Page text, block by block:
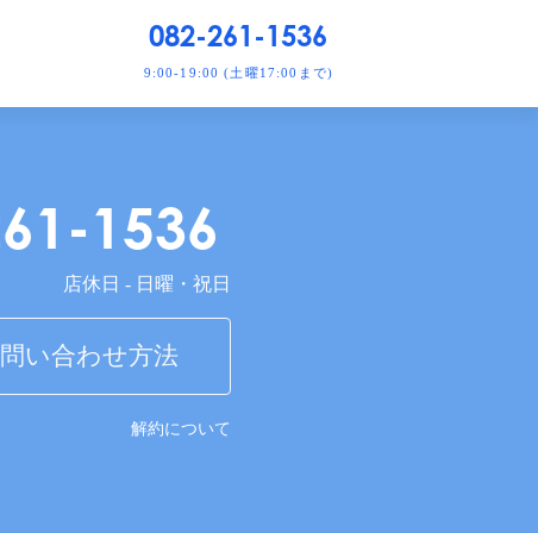
082-261-1536
9:00-19:00 (土曜17:00まで)
1536
店休日 - 日曜・祝日
い合わせ方法
解約について